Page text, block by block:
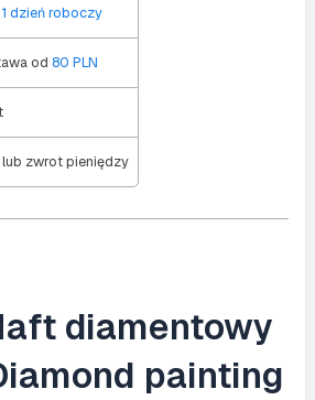
1 dzień roboczy
od 80 PLN
zwrot pieniędzy
diamentowy
painting